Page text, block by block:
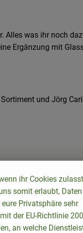
was ihr noch
Ergänzung mit
und Jörg
ihr Cookies
somit erlaubt,
Privatsphäre sehr
der EU-Richtlinie
an welche